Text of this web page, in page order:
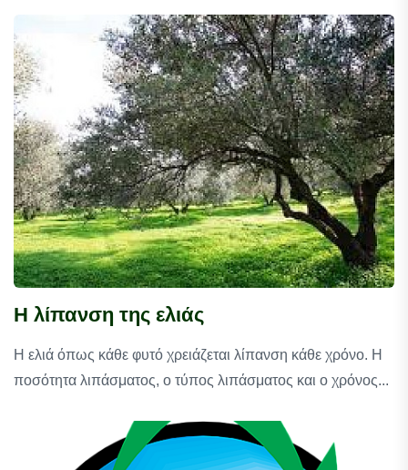
Η λίπανση της ελιάς
Η ελιά όπως κάθε φυτό χρειάζεται λίπανση κάθε χρόνο. Η
ποσότητα λιπάσματος, ο τύπος λιπάσματος και ο χρόνος...